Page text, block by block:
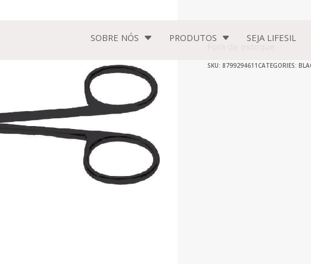
SOBRE NÓS PRODUTOS SEJA LIFESIL
SKU: 8799294611 CATEGORIES: